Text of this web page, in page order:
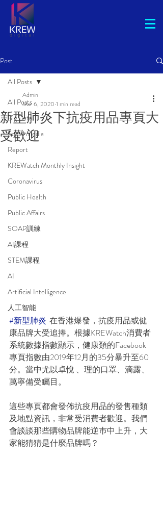
Post
All Posts
Big Data
Social Media
Report
KREWatch Monthly Insight
Coronavirus
Public Health
Public Affairs
SOAP訓練
AI課程
STEM課程
AI
Artificial Intelligence
人工智能
All Posts
新型肺炎下抗疫用品專頁大
受歡迎
Admin
Mar 6, 2020 1 min read
#新型肺炎 在香港爆發，抗疫用品或健
康品牌大受追捧。根據KREWatch消費者
系統數據指數顯示，健康類的Facebook
專頁指數由2019年12月的35分暴升至60
分。當中尤以卓悅 、理的口罩、滴露、
萬寧備受矚目。
這些專頁都會發佈抗疫用品的發售種類
及地點資訊，非常受消費者歡迎。我們
會談談那些購物品牌能逆巿中上升，大
家能猜猜是什麼品牌嗎？